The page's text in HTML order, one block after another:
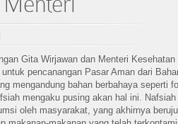
Gita Wirjawan dan Menteri
pencanangan Pasar Aman dari
mengandung bahan berbahaya seperti
mengaku pusing akan hal ini.
oleh masyarakat, yang akhirnya